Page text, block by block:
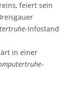
feiert sein
-Infostand
in einer
-